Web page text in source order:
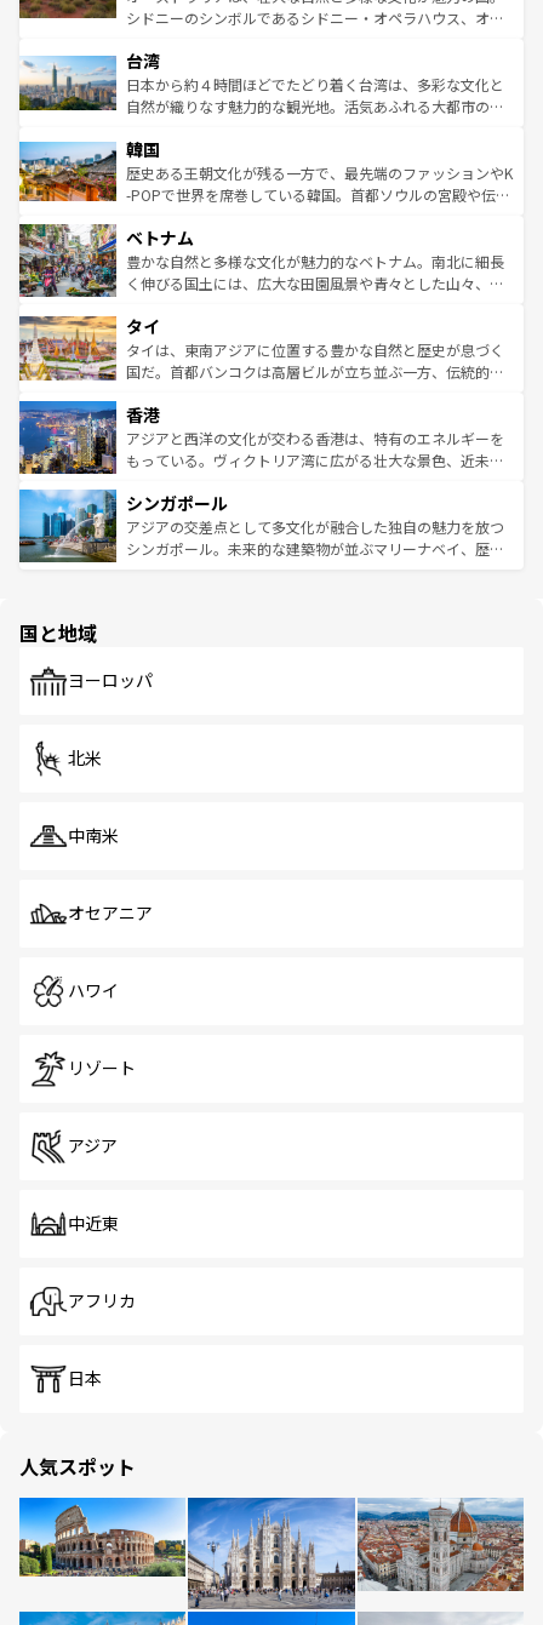
るだろう。車でのロードトリップや列車の旅も、アメリカ
情報は
文化や歴史が息づいている。「アロハスピリット」と呼ば
人々、おいしいローカルフードやハワイアンミュージッ
ク、伝統的なフラダンスなど、すべてがハワイの魅力を彩
っている。訪れるたびに新しい発見と感動が待っているハ
はコンテンツ一覧
シドニーのシンボルであるシドニー・オペラハウス、オー
リアリーフや大陸中央部にそびえるウルル（エアーズロッ
ク）、タスマニアの美しい原生林やケアンズの熱帯雨林な
ど、見どころがたくさん。また、カフェやワイン、オージ
いる。アクティビティも充実しており、サーフィンやダイ
ビング、ハイキングなど、アウトドア好きにはたまらな
い。オーストラリアの多彩な魅力を存分に味わいつくそ
参照してほしい。
台湾
日本から約４時間ほどでたどり着く台湾は、多彩な文化と
自然が織りなす魅力的な観光地。活気あふれる大都市の台
ン）、静ひつな山岳地帯である台湾東部など、都市の喧騒
と山間の静けさが共存しており、訪れる人に新しい発見と
驚きをもたらしてくれる。また、奥深い台湾の食文化も魅
容にもいいと評判のスイーツなど、バラエティ豊かな料理
が味わえる。 なお、新着の台湾情報は コンテンツ一覧を参
照してほしい。
韓国
歴史ある王朝文化が残る一方で、最先端のファッションやK
-POPで世界を席巻している韓国。首都ソウルの宮殿や伝統
き、地方に足を延ばせば四季折々の自然美を楽しむことが
できる。そして、キムチや焼肉、絶品のストリートフード
まで、さまざまな韓国料理が待っている。夜には、韓国な
リティに包まれながら、韓国の多彩な魅力を心ゆくまで味
わってみてほしい。 なお、新着の韓国情報はコンテンツ一
覧を参照してほしい。
ベトナム
豊かな自然と多様な文化が魅力的なベトナム。南北に細長
く伸びる国土には、広大な田園風景や青々とした山々、世
急速な発展と共に伝統が息づく。ハノイの古い町並みやホ
ーチミン市のフランス統治時代の建物も、独特の雰囲気を
醸し出している。また、バラエティの豊かさとおいしさで
とつ。フォーやバインミー、ベトナムコーヒーなどは、ぜ
ひ現地で味わいたい。どの地域を訪れてもあたたかい人々
が旅行者を迎えてくれるので、きっと忘れられない旅にな
参照してほしい。
タイ
タイは、東南アジアに位置する豊かな自然と歴史が息づく
国だ。首都バンコクは高層ビルが立ち並ぶ一方、伝統的な
の活気が交差している。北部ではチェンマイなどの山岳地
帯で自然と触れ合い、南部ではプーケットやクラビの美し
いビーチでリゾート気分を楽しむことができる。タイ料理
激する。気候は一年中温暖で、どの季節にも異なる楽しみ
が待っている。親しみやすいタイの人々、仏教を中心とし
た文化、そして多様な観光資源が、訪れる旅人を魅了し続
香港
アジアと西洋の文化が交わる香港は、特有のエネルギーを
もっている。ヴィクトリア湾に広がる壮大な景色、近未来
み、どこを訪れても感動するはず。観光スポットが密集し
ており、効率よく見どころを回れるのも魅力。息をのむよ
うな絶景から文化的な体験まで、香港を存分に楽しみ尽く
シンガポール
アジアの交差点として多文化が融合した独自の魅力を放つ
シンガポール。未来的な建築物が並ぶマリーナベイ、歴史
で、ホーカーズは地元の風情を楽しめる外せないスポット
国と地域
ヨーロッパ
北米
中南米
オセアニア
ハワイ
リゾート
アジア
中近東
アフリカ
日本
人気スポット